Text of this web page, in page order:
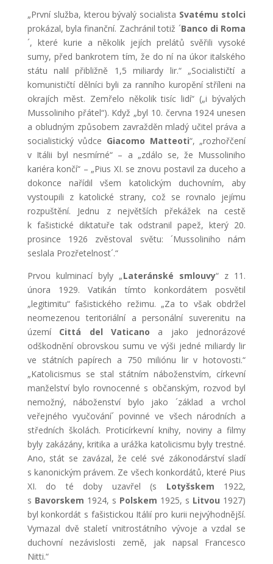
„První služba, kterou bývalý socialista Svatému stolci
prokázal, byla finanční. Zachránil totiž ´Banco di Roma
´, které kurie a několik jejích prelátů svěřili vysoké
sumy, před bankrotem tím, že do ní na úkor italského
státu nalil přibližně 1,5 miliardy lir.“ „Socialističtí a
komunističtí dělníci byli za ranního kuropění stříleni na
okrajích měst. Zemřelo několik tisíc lidí“ („i bývalých
Mussoliniho přátel“). Když „byl 10. června 1924 unesen
a obludným způsobem zavražděn mladý učitel práva a
socialistický vůdce Giacomo Matteoti“, „rozhořčení
v Itálii byl nesmírné“ – a „zdálo se, že Mussoliniho
kariéra končí“ – „Pius XI. se znovu postavil za duceho a
dokonce nařídil všem katolickým duchovním, aby
vystoupili z katolické strany, což se rovnalo jejímu
rozpuštění. Jednu z největších překážek na cestě
k fašistické diktatuře tak odstranil papež, který 20.
prosince 1926 zvěstoval světu: ´Mussoliniho nám
seslala Prozřetelnost´.“
Prvou kulminací byly „Lateránské smlouvy“ z 11.
února 1929. Vatikán tímto konkordátem posvětil
„legitimitu“ fašistického režimu. „Za to však obdržel
neomezenou teritoriální a personální suverenitu na
území Cittá del Vaticano a jako jednorázové
odškodnění obrovskou sumu ve výši jedné miliardy lir
ve státních papírech a 750 miliónu lir v hotovosti.“
„Katolicismus se stal státním náboženstvím, církevní
manželství bylo rovnocenné s občanským, rozvod byl
nemožný, náboženství bylo jako ´základ a vrchol
veřejného vyučování´ povinné ve všech národních a
středních školách. Proticírkevní knihy, noviny a filmy
byly zakázány, kritika a urážka katolicismu byly trestné.
Ano, stát se zavázal, že celé své zákonodárství sladí
s kanonickým právem. Ze všech konkordátů, které Pius
XI. do té doby uzavřel (s Lotyšskem 1922,
s Bavorskem 1924, s Polskem 1925, s Litvou 1927)
byl konkordát s fašistickou Itálií pro kurii nejvýhodnější.
Vymazal dvě staletí vnitrostátního vývoje a vzdal se
duchovní nezávislosti země, jak napsal Francesco
Nitti.“